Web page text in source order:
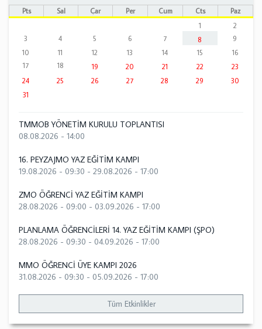
Pts Sal Çar Per Cum Cts
Paz
1
2
3
4 5 6 7 8
9
10
11 12 13 14 15
16
17
18 19 20 21 22
23
24
25 26 27 28 29
30
31
TMMOB YÖNETİM KURULU TOPLANTISI
08.08.2026 - 14:00
16. PEYZAJMO YAZ EĞİTİM KAMPI
19.08.2026 - 09:30 - 29.08.2026 - 17:00
ZMO ÖĞRENCİ YAZ EĞİTİM KAMPI
28.08.2026 - 09:00 - 03.09.2026 - 17:00
PLANLAMA ÖĞRENCİLERİ 14. YAZ EĞİTİM KAMPI (ŞPO)
28.08.2026 - 09:30 - 04.09.2026 - 17:00
MMO ÖĞRENCİ ÜYE KAMPI 2026
31.08.2026 - 09:30 - 05.09.2026 - 17:00
Tüm Etkinlikler